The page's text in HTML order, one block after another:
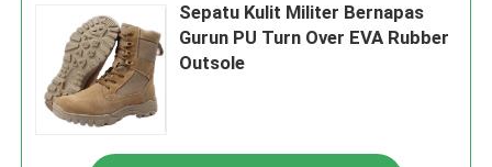
Sepatu Kulit Militer Bernapas
Gurun PU Turn Over EVA Rubber
Outsole